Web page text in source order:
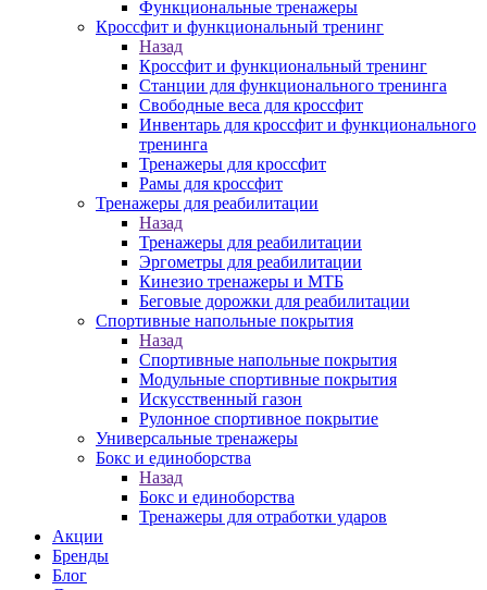
Функциональные тренажеры
Кроссфит и функциональный тренинг
Назад
Кроссфит и функциональный тренинг
Станции для функционального тренинга
Свободные веса для кроссфит
Инвентарь для кроссфит и функционального
тренинга
Тренажеры для кроссфит
Рамы для кроссфит
Тренажеры для реабилитации
Назад
Тренажеры для реабилитации
Эргометры для реабилитации
Кинезио тренажеры и МТБ
Беговые дорожки для реабилитации
Спортивные напольные покрытия
Назад
Спортивные напольные покрытия
Модульные спортивные покрытия
Искусственный газон
Рулонное спортивное покрытие
Универсальные тренажеры
Бокс и единоборства
Назад
Бокс и единоборства
Тренажеры для отработки ударов
Акции
Бренды
Блог